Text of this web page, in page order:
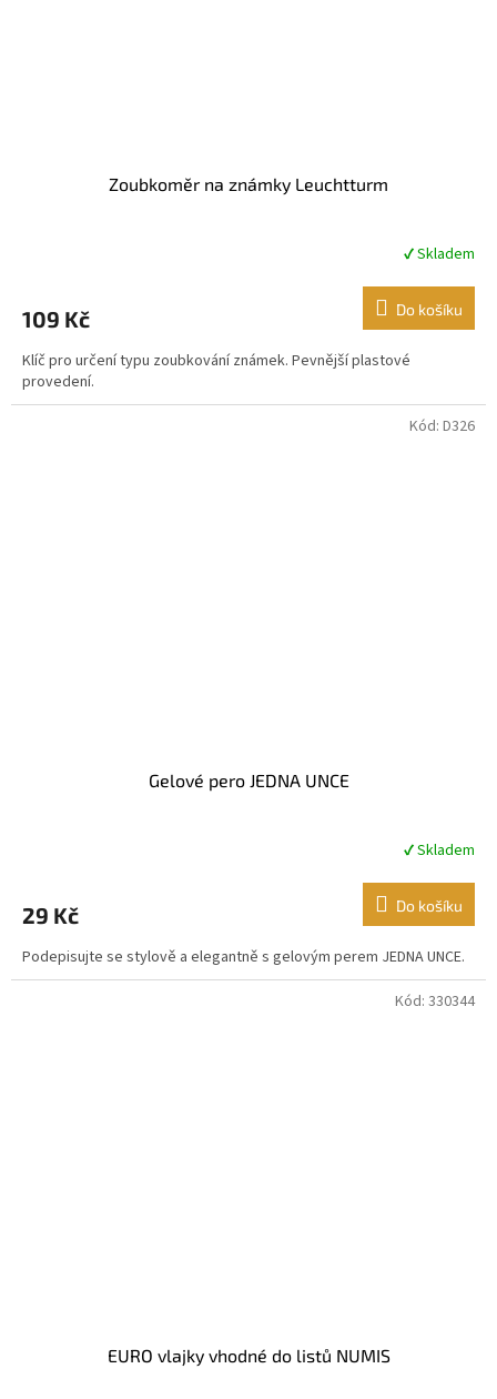
Zoubkoměr na známky Leuchtturm
je
z
5
hvězdiček.
✔ Skladem
109 Kč Do košíku
Klíč pro určení typu zoubkování známek. Pevnější plastové
provedení.
Gelové pero JEDNA UNCE
✔ Skladem
29 Kč Do košíku
Podepisujte se stylově a elegantně s gelovým perem JEDNA UNCE.
Kód: D326
EURO vlajky vhodné do listů NUMIS
Kód: 330344